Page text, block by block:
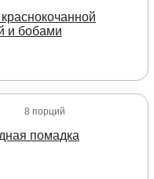
и бобами
8 порций
помадка